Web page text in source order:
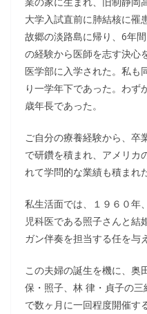
大学入試直前に肺結核に罹
故郷の淡路島に帰り、6年
の経験から医師を志す決心
医学部に入学された。私も
り一学年下であった。わず
歳年長であった。
ご自分の療養経験から、卒
で研鑽を積まれ、アメリカ
れて学問的な業績も積まれた
私生活面では、１９６０年
児科医である照子さんと結
ガン伴奏を担当する任を与
この夫婦の誕生を機に、奥
保・照子、林 律・貞子の
で数ヶ月に一回程度開催す